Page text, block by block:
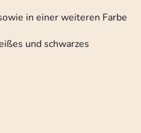
in einer weiteren Farbe
und schwarzes